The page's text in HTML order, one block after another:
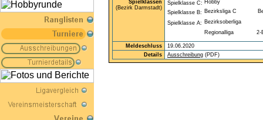
Spielklassen
(Bezirk Darmstadt)
Spielklasse C:
Spielklasse B:
Spielklasse A:
Meldeschluss
19.06.2020
Details
Ausschreibung (PDF)